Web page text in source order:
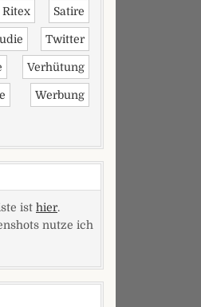
Ritex Satire
Twitter
Verhütung
Werbung
ist hier.
nutze ich